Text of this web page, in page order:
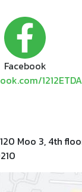
Facebook
1212ETDA
Moo 3, 4th